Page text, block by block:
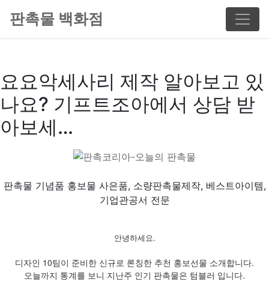
판촉물 백화점
요요악세사리 제작 알아보고 있
나요? 기프트조아에서 상담 받
아보세…
판촉물 기념품 홍보물 사은품, 소량판촉물제작, 베스트아이템,
기업관공서 전문
안녕하세요.
디자인 10팀이 준비한 신규로 론칭한 추천 홍보선물 소개합니다.
오늘까지 통계를 보니 지난주 인기 판촉물은 텀블러 입니다.